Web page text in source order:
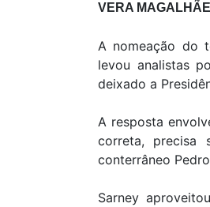
VERA
A nomeação do
levou analistas
deixado a
A resposta
correta, precisa
conterrâneo
Sarney